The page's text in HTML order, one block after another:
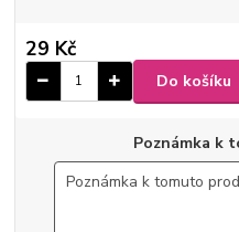
29 Kč
Do košíku
Poznámka k